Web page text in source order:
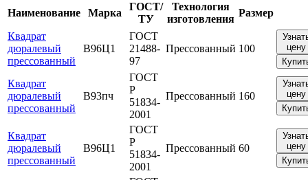
Наименование Марка
ГОСТ/
ТУ
Технология
изготовления
Размер
Квадрат
дюралевый
прессованный
В96Ц1
ГОСТ
21488-
97
Прессованный 100
цену
Квадрат
дюралевый
прессованный
В93пч
ГОСТ
Р
51834-
2001
Прессованный 160
цену
Квадрат
дюралевый
прессованный
В96Ц1
ГОСТ
Р
51834-
2001
Прессованный 60
цену